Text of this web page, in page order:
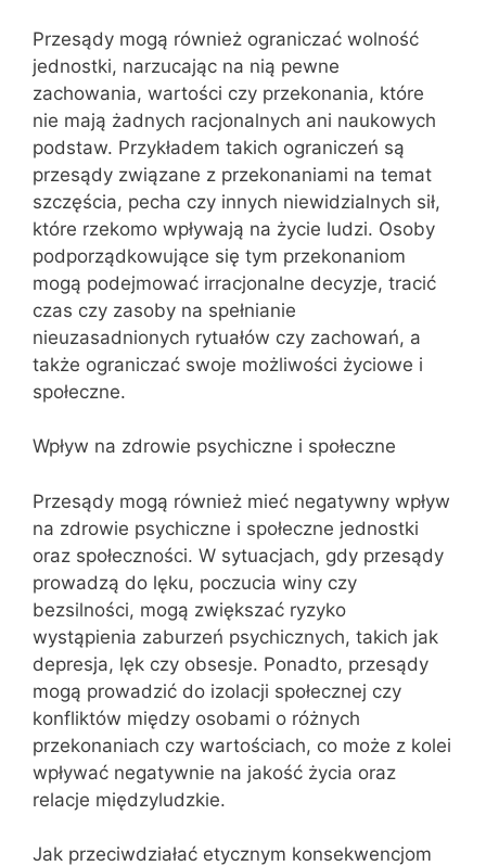
Przesądy mogą również ograniczać wolność
jednostki, narzucając na nią pewne
zachowania, wartości czy przekonania, które
nie mają żadnych racjonalnych ani naukowych
podstaw. Przykładem takich ograniczeń są
przesądy związane z przekonaniami na temat
szczęścia, pecha czy innych niewidzialnych sił,
które rzekomo wpływają na życie ludzi. Osoby
podporządkowujące się tym przekonaniom
mogą podejmować irracjonalne decyzje, tracić
czas czy zasoby na spełnianie
nieuzasadnionych rytuałów czy zachowań, a
także ograniczać swoje możliwości życiowe i
społeczne.
Wpływ na zdrowie psychiczne i społeczne
Przesądy mogą również mieć negatywny wpływ
na zdrowie psychiczne i społeczne jednostki
oraz społeczności. W sytuacjach, gdy przesądy
prowadzą do lęku, poczucia winy czy
bezsilności, mogą zwiększać ryzyko
wystąpienia zaburzeń psychicznych, takich jak
depresja, lęk czy obsesje. Ponadto, przesądy
mogą prowadzić do izolacji społecznej czy
konfliktów między osobami o różnych
przekonaniach czy wartościach, co może z kolei
wpływać negatywnie na jakość życia oraz
relacje międzyludzkie.
Jak przeciwdziałać etycznym konsekwencjom